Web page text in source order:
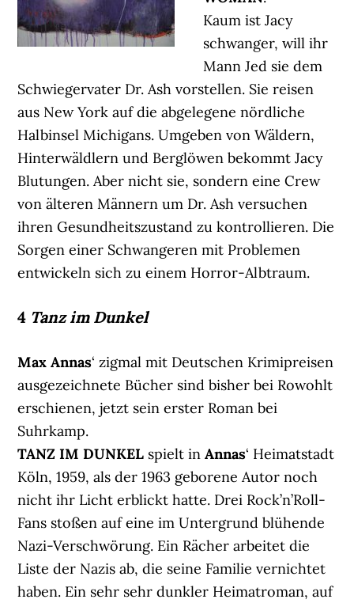
Kaum ist Jacy
schwanger, will ihr
Mann Jed sie dem
Schwiegervater Dr. Ash vorstellen. Sie reisen
aus New York auf die abgelegene nördliche
Halbinsel Michigans. Umgeben von Wäldern,
Hinterwäldlern und Berglöwen bekommt Jacy
Blutungen. Aber nicht sie, sondern eine Crew
von älteren Männern um Dr. Ash versuchen
ihren Gesundheitszustand zu kontrollieren. Die
Sorgen einer Schwangeren mit Problemen
entwickeln sich zu einem Horror-Albtraum.
4 Tanz im Dunkel
Max Annas‘ zigmal mit Deutschen Krimipreisen
ausgezeichnete Bücher sind bisher bei Rowohlt
erschienen, jetzt sein erster Roman bei
Suhrkamp.
TANZ IM DUNKEL spielt inAnnas‘ Heimatstadt
Köln, 1959, als der 1963 geborene Autor noch
nicht ihr Licht erblickt hatte. Drei Rock’n’Roll-
Fans stoßen auf eine im Untergrund blühende
Nazi-Verschwörung. Ein Rächer arbeitet die
Liste der Nazis ab, die seine Familie vernichtet
haben. Ein sehr sehr dunkler Heimatroman, auf